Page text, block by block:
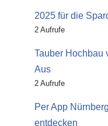
2025 für die
2 Aufrufe
Tauber Hochbau
Aus
2 Aufrufe
Per App
entdecken